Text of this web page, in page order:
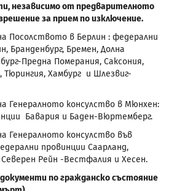
независимо от предварителното
за прием по изключение.
Посолството в Берлин : федерални
Бранденбург, Бремен, Долна
Предна Померания, Саксония,
Тюрингия, Хамбург и Шлезвиг-
Генералното консулство в Мюнхен:
Бавария и Баден-Вюртемберг.
Генералното консулство във
провинции Саарланд,
Рейн -Вестфалия и Хесен.
по гражданско състояние